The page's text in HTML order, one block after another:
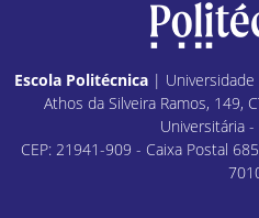
Escola Politécnica | Universidade
Athos da Silveira Ramos, 149,
Universitária -
CEP: 21941-909 - Caixa Postal